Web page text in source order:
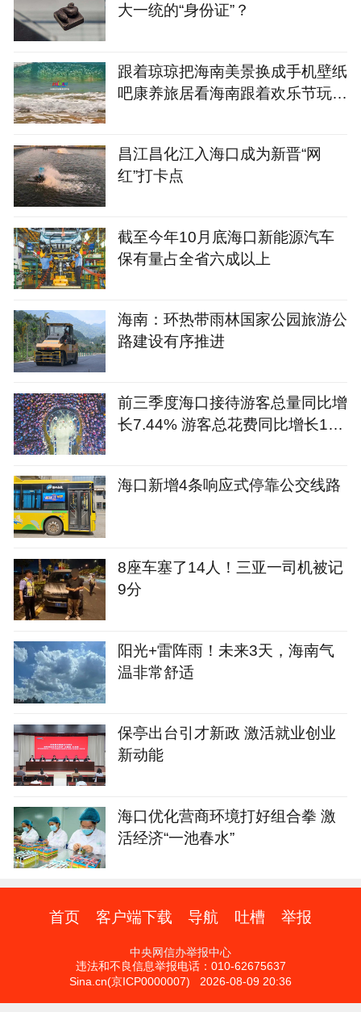
大一统的“身份证”？
跟着琼琼把海南美景换成手机壁纸
吧康养旅居看海南跟着欢乐节玩转
昌江昌化江入海口成为新晋“网
红”打卡点
截至今年10月底海口新能源汽车
保有量占全省六成以上
海南：环热带雨林国家公园旅游公
路建设有序推进
前三季度海口接待游客总量同比增
长7.44% 游客总花费同比增长12.
海口新增4条响应式停靠公交线路
8座车塞了14人！三亚一司机被记
9分
阳光+雷阵雨！未来3天，海南气
温非常舒适
保亭出台引才新政 激活就业创业
新动能
海口优化营商环境打好组合拳 激
活经济“一池春水”
首页 客户端下载 导航 吐槽 举报
中央网信办举报中心
违法和不良信息举报电话：010-62675637
Sina.cn(京ICP0000007) 2026-08-09 20:36